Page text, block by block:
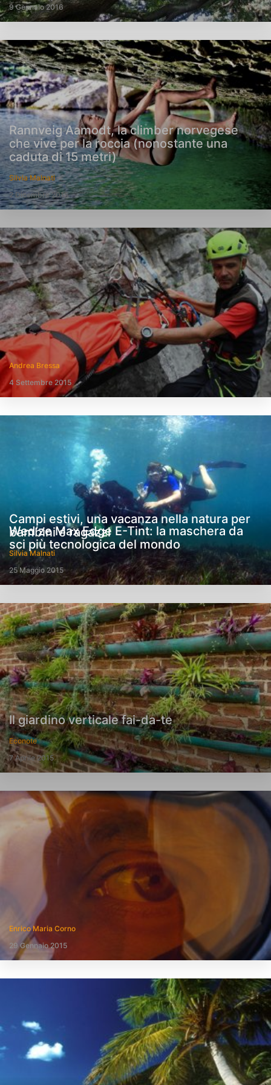
9 Gennaio 2016
Rannveig Aamodt, la climber norvegese
che vive per la roccia (nonostante una
caduta di 15 metri)
Silvia Malnati
2 Dicembre 2015
Andrea Bressa
4 Settembre 2015
Campi estivi, una vacanza nella natura per
bambini e ragazzi
Silvia Malnati
25 Maggio 2015
Il giardino verticale fai-da-te
Econote
7 Aprile 2015
Wed’ze Max Edge E-Tint: la maschera da
sci più tecnologica del mondo
Enrico Maria Corno
29 Gennaio 2015